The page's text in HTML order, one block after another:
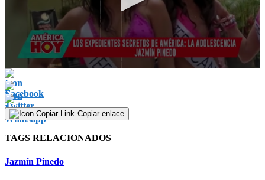
0
seconds
of
1
minute,
35
Copiar enlace
TAGS RELACIONADOS
Jazmín Pinedo